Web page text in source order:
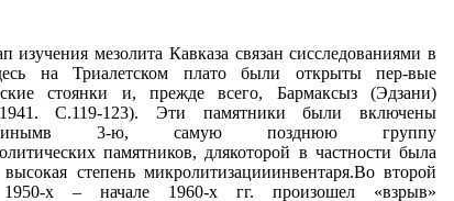
изучения мезолита Кавказа связан сисследованиями в
на Триалетском плато были открыты пер-вые
стоянки и, прежде всего, Бармаксыз (Эдзани)
С.119-123). Эти памятники были включены
3-ю, самую позднюю группу
памятников, длякоторой в частности была
высокая степень микролитизацииинвентаря.Во второй
1950-х – начале 1960-х гг. произошел «взрыв»